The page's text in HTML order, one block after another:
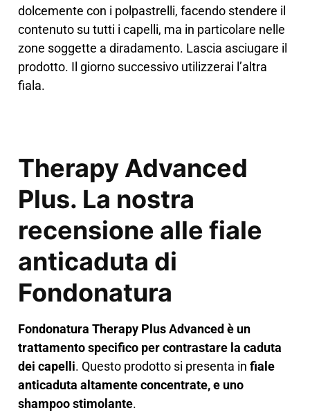
dolcemente con i polpastrelli, facendo stendere il
contenuto su tutti i capelli, ma in particolare nelle
zone soggette a diradamento. Lascia asciugare il
prodotto. Il giorno successivo utilizzerai l’altra
fiala.
Therapy Advanced
Plus. La nostra
recensione alle fiale
anticaduta di
Fondonatura
Fondonatura Therapy Plus Advanced è un
trattamento specifico per contrastare la caduta
dei capelli. Questo prodotto si presenta in fiale
anticaduta altamente concentrate, e uno
shampoo stimolante.